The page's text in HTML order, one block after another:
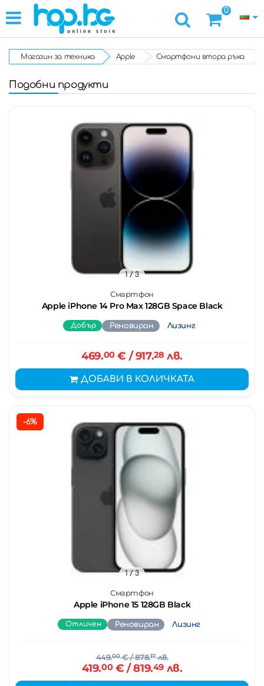
0
Магазин за техника Apple Смартфони втора ръка
Подобни продукти
Смартфон
Apple iPhone 14 Pro Max 128GB Space Black
1/ 3
Добър Реновиран Лизинг
469.00€ / 917.28 лв.
ДОБАВИ В КОЛИЧКАТА
-6%
Смартфон
Apple iPhone 15 128GB Black
1/ 3
Отличен Реновиран Лизинг
449.00€/ 878.17лв.
419.00€ / 819.49лв.